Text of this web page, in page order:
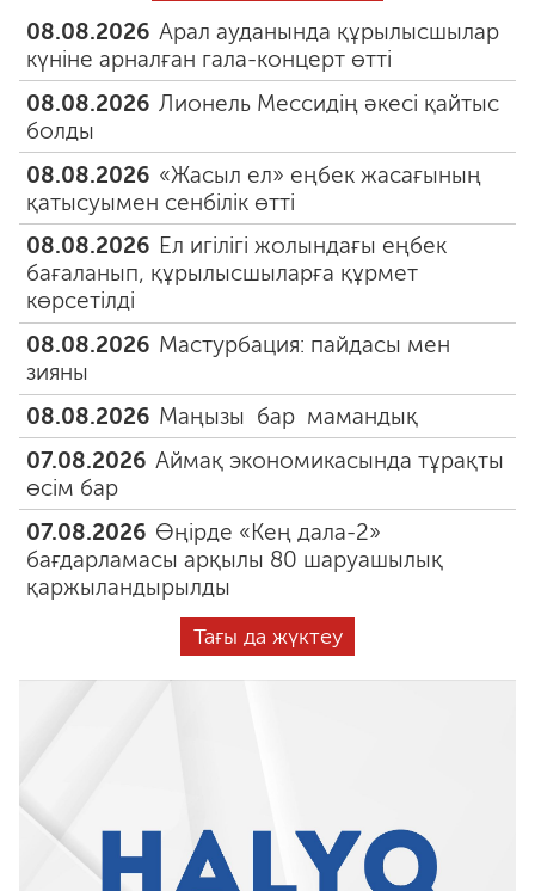
08.08.2026 Арал ауданында құрылысшылар
күніне арналған гала-концерт өтті
08.08.2026 Лионель Мессидің әкесі қайтыс
болды
08.08.2026 «Жасыл ел» еңбек жасағының
қатысуымен сенбілік өтті
08.08.2026 Ел игілігі жолындағы еңбек
бағаланып, құрылысшыларға құрмет
көрсетілді
08.08.2026 Мастурбация: пайдасы мен
зияны
08.08.2026 Маңызы бар мамандық
07.08.2026 Аймақ экономикасында тұрақты
өсім бар
07.08.2026 Өңірде «Кең дала-2»
бағдарламасы арқылы 80 шаруашылық
қаржыландырылды
Тағы да жүктеу